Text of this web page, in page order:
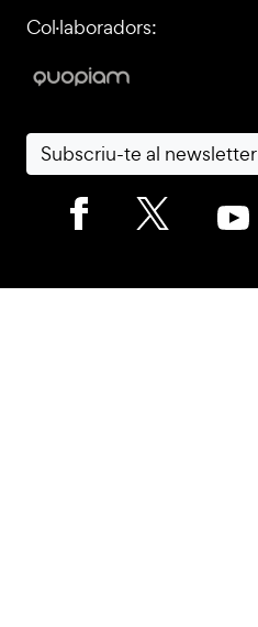
Col·laboradors:
Subscriu-te al newsletter